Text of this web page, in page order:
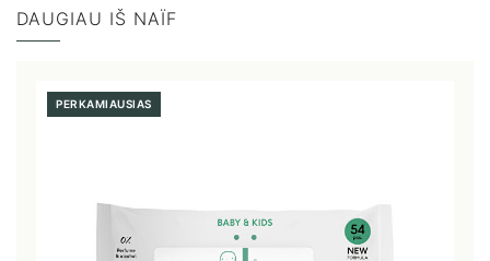
DAUGIAU IŠ NAÏF
PERKAMIAUSIAS